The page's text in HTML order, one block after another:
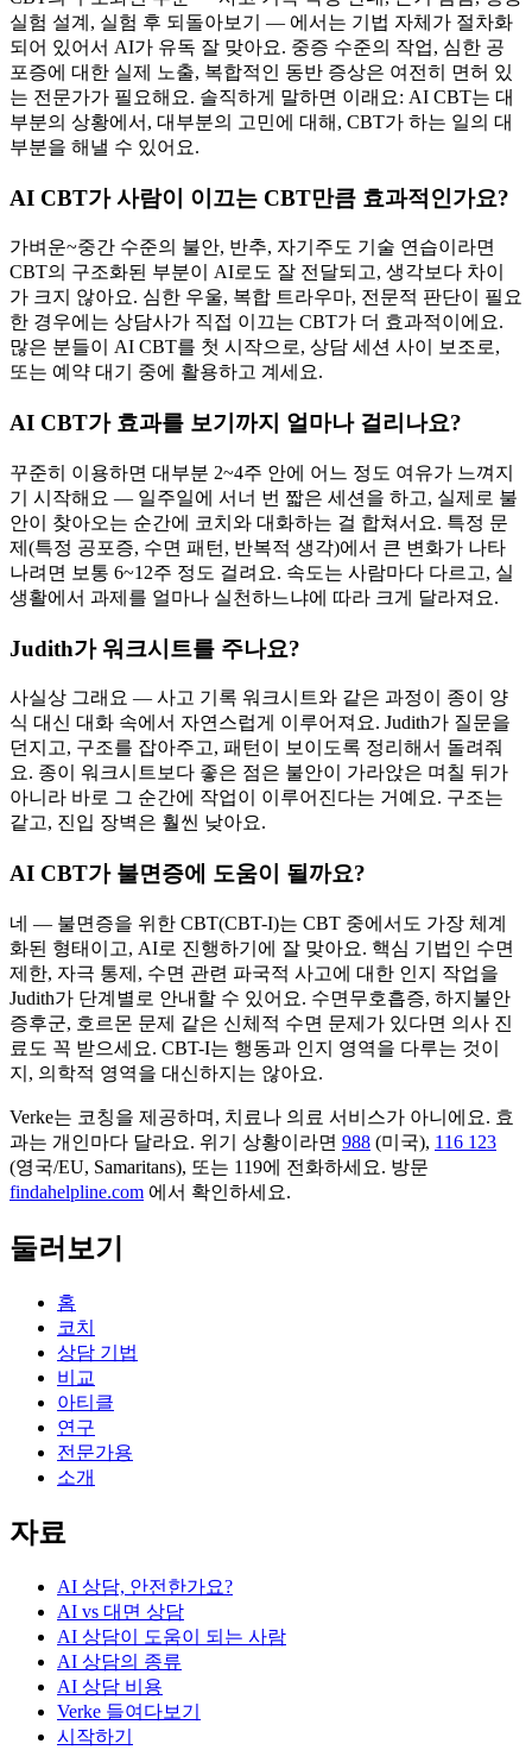
실험 설계, 실험 후 되돌아보기 — 에서는 기법 자체가 절차화
되어 있어서 AI가 유독 잘 맞아요. 중증 수준의 작업, 심한 공
포증에 대한 실제 노출, 복합적인 동반 증상은 여전히 면허 있
는 전문가가 필요해요. 솔직하게 말하면 이래요: AI CBT는 대
부분의 상황에서, 대부분의 고민에 대해, CBT가 하는 일의 대
부분을 해낼 수 있어요.
AI CBT가 사람이 이끄는 CBT만큼 효과적인가요?
가벼운~중간 수준의 불안, 반추, 자기주도 기술 연습이라면
CBT의 구조화된 부분이 AI로도 잘 전달되고, 생각보다 차이
가 크지 않아요. 심한 우울, 복합 트라우마, 전문적 판단이 필요
한 경우에는 상담사가 직접 이끄는 CBT가 더 효과적이에요.
많은 분들이 AI CBT를 첫 시작으로, 상담 세션 사이 보조로,
또는 예약 대기 중에 활용하고 계세요.
AI CBT가 효과를 보기까지 얼마나 걸리나요?
꾸준히 이용하면 대부분 2~4주 안에 어느 정도 여유가 느껴지
기 시작해요 — 일주일에 서너 번 짧은 세션을 하고, 실제로 불
안이 찾아오는 순간에 코치와 대화하는 걸 합쳐서요. 특정 문
제(특정 공포증, 수면 패턴, 반복적 생각)에서 큰 변화가 나타
나려면 보통 6~12주 정도 걸려요. 속도는 사람마다 다르고, 실
생활에서 과제를 얼마나 실천하느냐에 따라 크게 달라져요.
Judith가 워크시트를 주나요?
사실상 그래요 — 사고 기록 워크시트와 같은 과정이 종이 양
식 대신 대화 속에서 자연스럽게 이루어져요. Judith가 질문을
던지고, 구조를 잡아주고, 패턴이 보이도록 정리해서 돌려줘
요. 종이 워크시트보다 좋은 점은 불안이 가라앉은 며칠 뒤가
아니라 바로 그 순간에 작업이 이루어진다는 거예요. 구조는
같고, 진입 장벽은 훨씬 낮아요.
AI CBT가 불면증에 도움이 될까요?
네 — 불면증을 위한 CBT(CBT-I)는 CBT 중에서도 가장 체계
화된 형태이고, AI로 진행하기에 잘 맞아요. 핵심 기법인 수면
제한, 자극 통제, 수면 관련 파국적 사고에 대한 인지 작업을
Judith가 단계별로 안내할 수 있어요. 수면무호흡증, 하지불안
증후군, 호르몬 문제 같은 신체적 수면 문제가 있다면 의사 진
료도 꼭 받으세요. CBT-I는 행동과 인지 영역을 다루는 것이
지, 의학적 영역을 대신하지는 않아요.
Verke는 코칭을 제공하며, 치료나 의료 서비스가 아니에요. 효
과는 개인마다 달라요. 위기 상황이라면 988 (미국), 116 123
(영국/EU, Samaritans), 또는 119에 전화하세요. 방문
findahelpline.com 에서 확인하세요.
둘러보기
홈
코치
상담 기법
비교
아티클
연구
전문가용
소개
자료
AI 상담, 안전한가요?
AI vs 대면 상담
AI 상담이 도움이 되는 사람
AI 상담의 종류
AI 상담 비용
Verke 들여다보기
시작하기